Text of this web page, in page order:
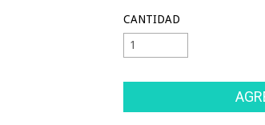
CANTIDAD